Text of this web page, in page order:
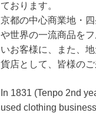
ております。
京都の中心商業地・
や世界の一流商品を
いお客様に、また、
貨店として、皆様の
In 1831 (Tenpo 2nd
used clothing